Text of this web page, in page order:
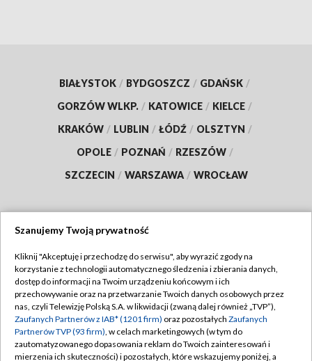
BIAŁYSTOK / BYDGOSZCZ / GDAŃSK /
GORZÓW WLKP. / KATOWICE / KIELCE /
KRAKÓW / LUBLIN / ŁÓDŹ / OLSZTYN /
OPOLE / POZNAŃ / RZESZÓW /
SZCZECIN / WARSZAWA / WROCŁAW
TVP
Abonament TVP
Emisja w TVP
Centrum informacji TVP
Regulamin TVP
Polityka prywatności
Moje zgody
Szanujemy Twoją prywatność
Kliknij "Akceptuję i przechodzę do serwisu", aby wyrazić zgody na
korzystanie z technologii automatycznego śledzenia i zbierania danych,
dostęp do informacji na Twoim urządzeniu końcowym i ich
przechowywanie oraz na przetwarzanie Twoich danych osobowych przez
nas, czyli Telewizję Polską S.A. w likwidacji (zwaną dalej również „TVP”),
Zaufanych Partnerów z IAB* (1201 firm) oraz pozostałych Zaufanych
Partnerów TVP (93 firm), w celach marketingowych (w tym do
zautomatyzowanego dopasowania reklam do Twoich zainteresowań i
mierzenia ich skuteczności) i pozostałych, które wskazujemy poniżej, a